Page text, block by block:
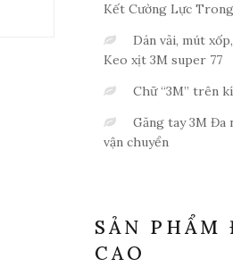
Kết Cường Lực
Dán vải, mút
Keo xịt 3M super 77
Chữ “3M” trên
Găng tay 3M Đa
vận chuyển
SẢN PHẨM
CAO